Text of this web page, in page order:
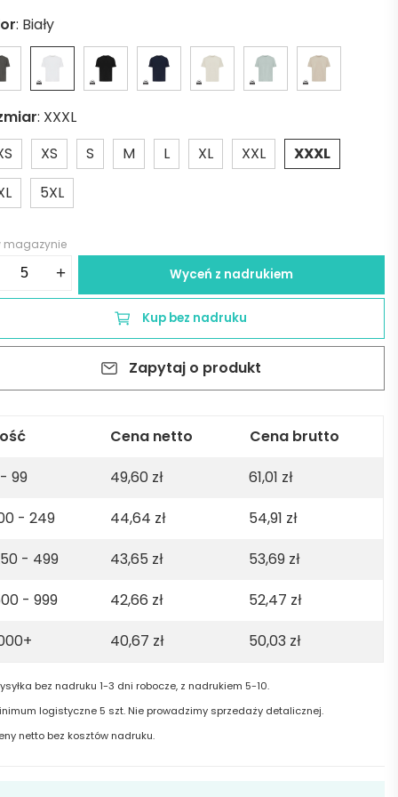
: Biały
: XXXL
XS S M L XL XXL
XXXL
5XL
magazynie
+ Wyceń z nadrukiem
Kup bez nadruku
Zapytaj o produkt
Cena netto
Cena brutto
- 99
49,60 zł 61,01 zł
- 249
44,64 zł 54,91 zł
- 499
43,65 zł 53,69 zł
- 999
42,66 zł 52,47 zł
40,67 zł 50,03 zł
bez nadruku 1-3 dni robocze, z nadrukiem 5-10.
logistyczne 5 szt. Nie prowadzimy sprzedaży detalicznej.
netto bez kosztów nadruku.